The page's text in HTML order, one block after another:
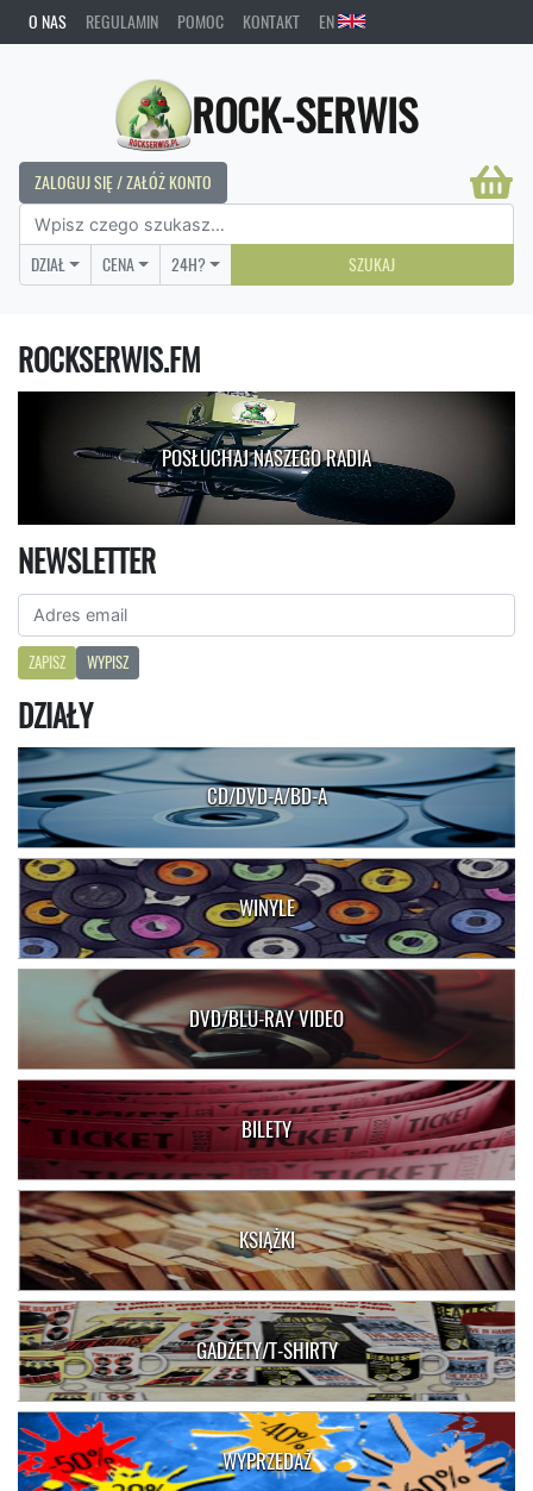
O NAS REGULAMIN POMOC KONTAKT EN
ROCK-SERWIS
ZALOGUJ SIĘ / ZAŁÓŻ KONTO
DZIAŁ CENA 24H? SZUKAJ
ROCKSERWIS.FM
POSŁUCHAJ NASZEGO RADIA
NEWSLETTER
ZAPISZ WYPISZ
DZIAŁY
CD/DVD-A/BD-A
WINYLE
DVD/BLU-RAY VIDEO
BILETY
KSIĄŻKI
GADŻETY/T-SHIRTY
WYPRZEDAŻ